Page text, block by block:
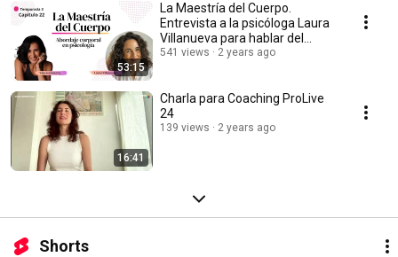
53:15
La Maestría del Cuerpo.
Entrevista a la psicóloga Laura
Villanueva para hablar del
abordaje corporal
541 views 2 years ago
16:41
Charla para Coaching ProLive
24
139 views 2 years ago
Shorts